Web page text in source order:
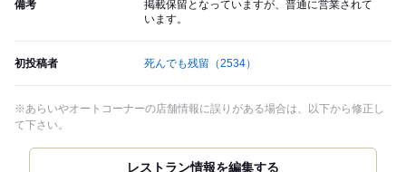
備考
掲載保留となっていますが、普通に営業されて
います。
初投稿者 死んでも残留 （2534）
※あらいやオートコーナーの店舗情報に誤りがある場合は、以下から修正し
て下さい。